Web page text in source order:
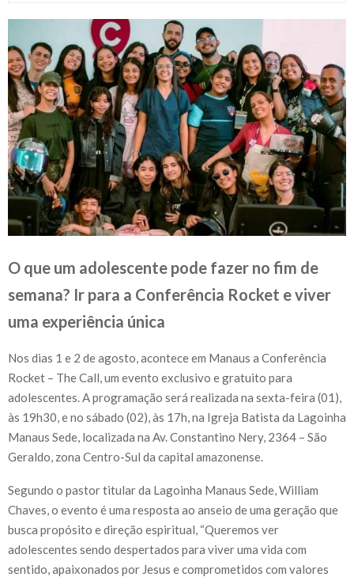
O que um adolescente pode fazer no fim de
semana? Ir para a Conferência Rocket e viver
uma experiência única
Nos dias 1 e 2 de agosto, acontece em Manaus a Conferência
Rocket – The Call, um evento exclusivo e gratuito para
adolescentes. A programação será realizada na sexta-feira (01),
às 19h30, e no sábado (02), às 17h, na Igreja Batista da Lagoinha
Manaus Sede, localizada na Av. Constantino Nery, 2364 – São
Geraldo, zona Centro-Sul da capital amazonense.
Segundo o pastor titular da Lagoinha Manaus Sede, William
Chaves, o evento é uma resposta ao anseio de uma geração que
busca propósito e direção espiritual, “Queremos ver
adolescentes sendo despertados para viver uma vida com
sentido, apaixonados por Jesus e comprometidos com valores